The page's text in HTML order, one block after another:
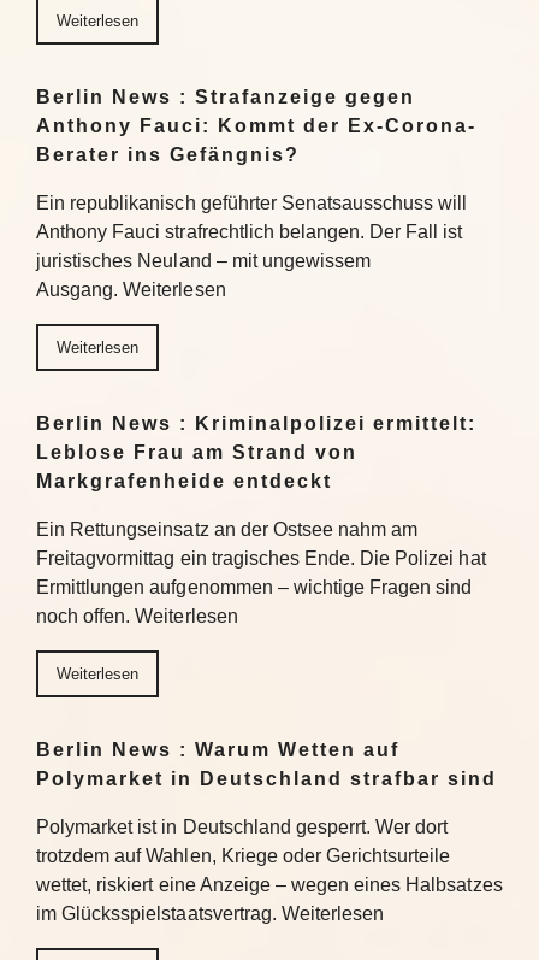
Weiterlesen
Berlin News : Strafanzeige gegen
Anthony Fauci: Kommt der Ex-Corona-
Berater ins Gefängnis?
Ein republikanisch geführter Senatsausschuss will
Anthony Fauci strafrechtlich belangen. Der Fall ist
juristisches Neuland – mit ungewissem
Ausgang. Weiterlesen
Weiterlesen
Berlin News : Kriminalpolizei ermittelt:
Leblose Frau am Strand von
Markgrafenheide entdeckt
Ein Rettungseinsatz an der Ostsee nahm am
Freitagvormittag ein tragisches Ende. Die Polizei hat
Ermittlungen aufgenommen – wichtige Fragen sind
noch offen. Weiterlesen
Weiterlesen
Berlin News : Warum Wetten auf
Polymarket in Deutschland strafbar sind
Polymarket ist in Deutschland gesperrt. Wer dort
trotzdem auf Wahlen, Kriege oder Gerichtsurteile
wettet, riskiert eine Anzeige – wegen eines Halbsatzes
im Glücksspielstaatsvertrag. Weiterlesen